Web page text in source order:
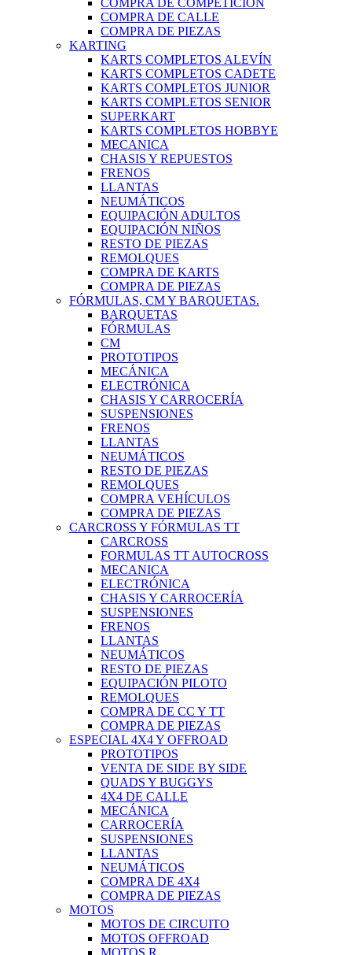
COMPRA DE COMPETICIÓN
COMPRA DE CALLE
COMPRA DE PIEZAS
KARTING
KARTS COMPLETOS ALEVÍN
KARTS COMPLETOS CADETE
KARTS COMPLETOS JUNIOR
KARTS COMPLETOS SENIOR
SUPERKART
KARTS COMPLETOS HOBBYE
MECANICA
CHASIS Y REPUESTOS
FRENOS
LLANTAS
NEUMÁTICOS
EQUIPACIÓN ADULTOS
EQUIPACIÓN NIÑOS
RESTO DE PIEZAS
REMOLQUES
COMPRA DE KARTS
COMPRA DE PIEZAS
FÓRMULAS, CM Y BARQUETAS.
BARQUETAS
FÓRMULAS
CM
PROTOTIPOS
MECÁNICA
ELECTRÓNICA
CHASIS Y CARROCERÍA
SUSPENSIONES
FRENOS
LLANTAS
NEUMÁTICOS
RESTO DE PIEZAS
REMOLQUES
COMPRA VEHÍCULOS
COMPRA DE PIEZAS
CARCROSS Y FÓRMULAS TT
CARCROSS
FORMULAS TT AUTOCROSS
MECANICA
ELECTRÓNICA
CHASIS Y CARROCERÍA
SUSPENSIONES
FRENOS
LLANTAS
NEUMÁTICOS
RESTO DE PIEZAS
EQUIPACIÓN PILOTO
REMOLQUES
COMPRA DE CC Y TT
COMPRA DE PIEZAS
ESPECIAL 4X4 Y OFFROAD
PROTOTIPOS
VENTA DE SIDE BY SIDE
QUADS Y BUGGYS
4X4 DE CALLE
MECÁNICA
CARROCERÍA
SUSPENSIONES
LLANTAS
NEUMÁTICOS
COMPRA DE 4X4
COMPRA DE PIEZAS
MOTOS
MOTOS DE CIRCUITO
MOTOS OFFROAD
MOTOS R